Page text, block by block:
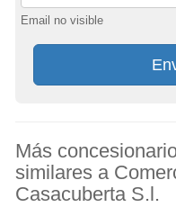
Email no visible
Más
similares a
Casacuberta S.l.